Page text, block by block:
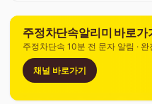
주정차단속알리미 바로가
주정차단속 10분 전 문자 알림 · 완
채널 바로가기